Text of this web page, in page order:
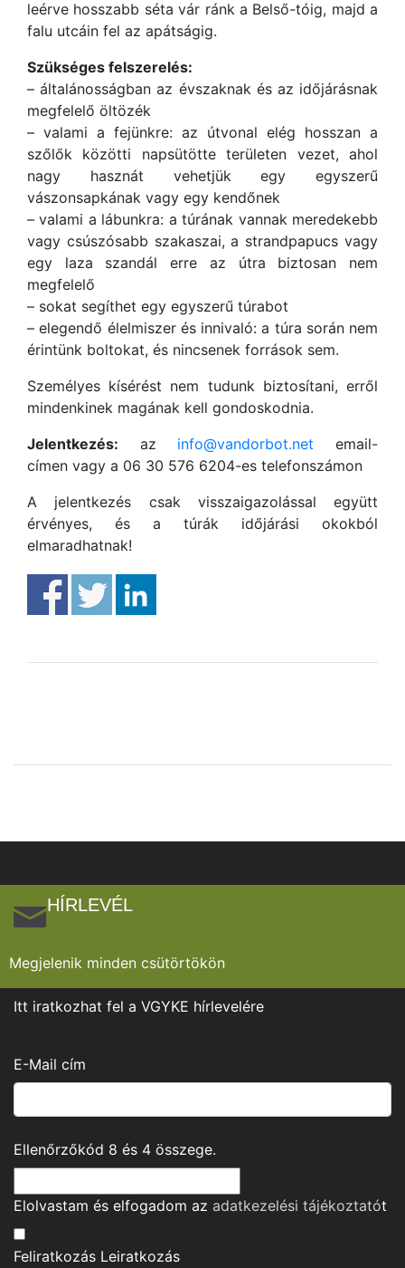
leérve hosszabb séta vár ránk a Belső-tóig, majd a
falu utcáin fel az apátságig.
Szükséges felszerelés:
– általánosságban az évszaknak és az időjárásnak
megfelelő öltözék
– valami a fejünkre: az útvonal elég hosszan a
szőlők közötti napsütötte területen vezet, ahol
nagy hasznát vehetjük egy egyszerű
vászonsapkának vagy egy kendőnek
– valami a lábunkra: a túrának vannak meredekebb
vagy csúszósabb szakaszai, a strandpapucs vagy
egy laza szandál erre az útra biztosan nem
megfelelő
– sokat segíthet egy egyszerű túrabot
– elegendő élelmiszer és innivaló: a túra során nem
érintünk boltokat, és nincsenek források sem.
Személyes kísérést nem tudunk biztosítani, erről
mindenkinek magának kell gondoskodnia.
Jelentkezés: az info@vandorbot.net email-
címen vagy a 06 30 576 6204-es telefonszámon
A jelentkezés csak visszaigazolással együtt
érvényes, és a túrák időjárási okokból
elmaradhatnak!
HÍRLEVÉL
Megjelenik minden csütörtökön
Itt iratkozhat fel a VGYKE hírlevelére
E-Mail cím
Ellenőrzőkód 8 és 4 összege.
Elolvastam és elfogadom az adatkezelési tájékoztatót
Feliratkozás Leiratkozás